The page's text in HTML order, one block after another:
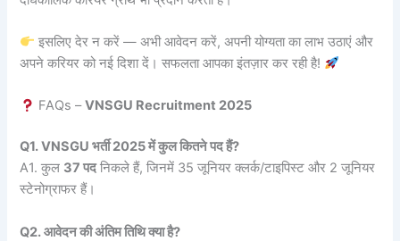
इसलिए देर न करें — अभी आवेदन करें, अपनी योग्यता का लाभ उठाएं और
अपने करियर को नई दिशा दें। सफलता आपका इंतज़ार कर रही है!
FAQs –VNSGU Recruitment 2025
Q1. VNSGU भर्ती 2025 में कुल कितने पद हैं?
A1. कुल 37 पदनिकले हैं, जिनमें 35 जूनियर क्लर्क/टाइपिस्ट और 2 जूनियर
स्टेनोग्राफर हैं।
Q2. आवेदन की अंतिम तिथि क्या है?